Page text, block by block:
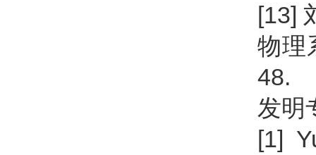
[13]
物理
48.
发明
[1]